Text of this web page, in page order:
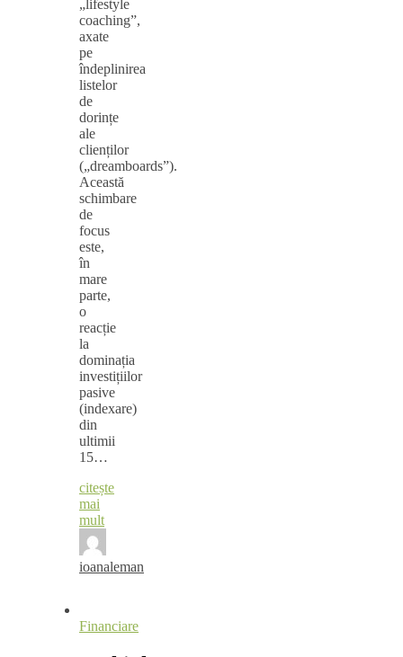
„lifestyle
coaching”,
axate
pe
îndeplinirea
listelor
de
dorințe
ale
clienților
(„dreamboards”).
Această
schimbare
de
focus
este,
în
mare
parte,
o
reacție
la
dominația
investițiilor
pasive
(indexare)
din
ultimii
15…
citește
mai
mult
ioanaleman
Financiare